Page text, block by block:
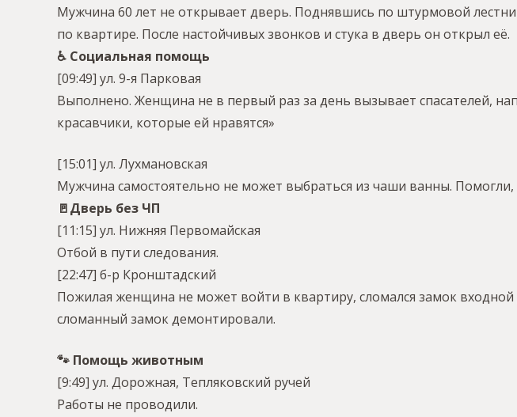
Мужчина 60 лет не открывает дверь. Поднявшись по штурмовой
по квартире. После настойчивых звонков и стука в дверь он открыл её.
♿️ Социальная помощь
[09:49] ул. 9-я Парковая
Выполнено. Женщина не в первый раз за день вызывает спасателей,
красавчики, которые ей нравятся»
[15:01] ул. Лухмановская
Мужчина самостоятельно не может выбраться из чаши ванны.
🚪Дверь без ЧП
[11:15] ул. Нижняя Первомайская
Отбой в пути следования.
[22:47] б-р Кронштадский
Пожилая женщина не может войти в квартиру, сломался замок
сломанный замок демонтировали.
🐾 Помощь животным
[9:49] ул. Дорожная, Тепляковский ручей
Работы не проводили.